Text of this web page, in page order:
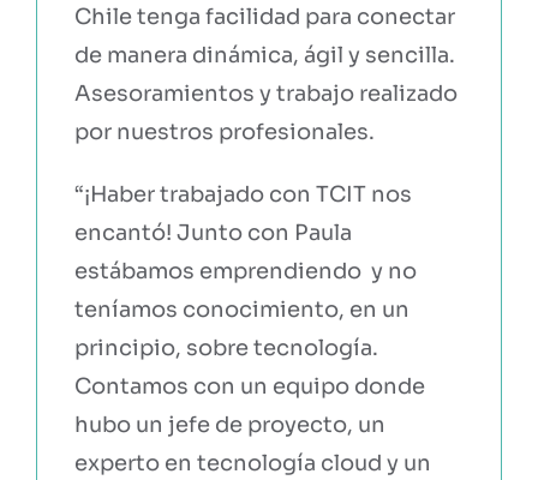
Chile tenga facilidad para conectar
de manera dinámica, ágil y sencilla.
Asesoramientos y trabajo realizado
por nuestros profesionales.
“¡Haber trabajado con TCIT nos
encantó! Junto con Paula
estábamos emprendiendo y no
teníamos conocimiento, en un
principio, sobre tecnología.
Contamos con un equipo donde
hubo un jefe de proyecto, un
experto en tecnología cloud y un